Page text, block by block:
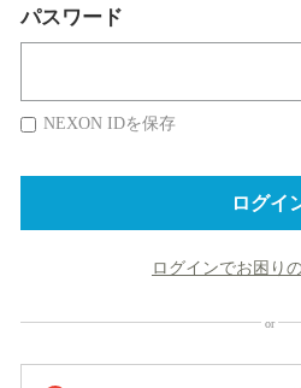
パスワード
NEXON IDを保存
ログイ
ログインでお困り